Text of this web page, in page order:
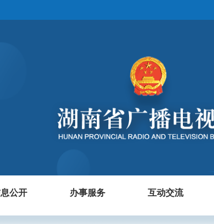
公开 办事服务 互动交流